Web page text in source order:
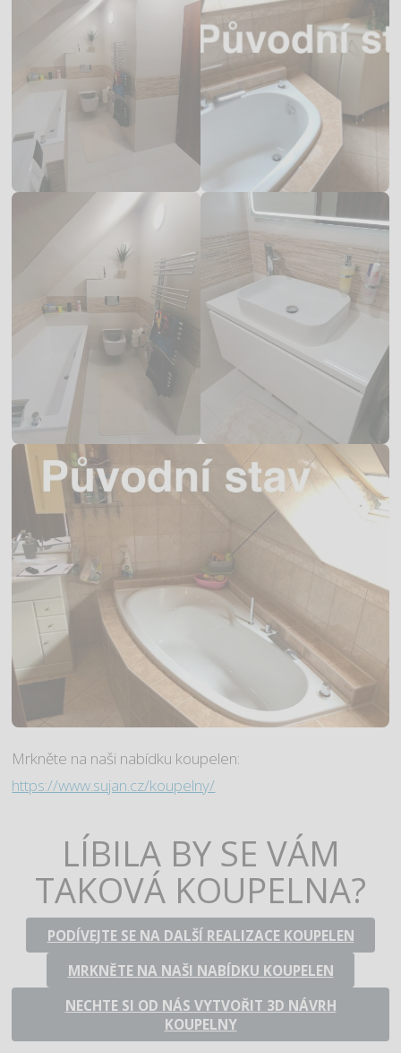
Mrkněte na naši nabídku koupelen:
https://www.sujan.cz/koupelny/
LÍBILA BY SE VÁM
TAKOVÁ KOUPELNA?
PODÍVEJTE SE NA DALŠÍ REALIZACE KOUPELEN
MRKNĚTE NA NAŠI NABÍDKU KOUPELEN
NECHTE SI OD NÁS VYTVOŘIT 3D NÁVRH
KOUPELNY